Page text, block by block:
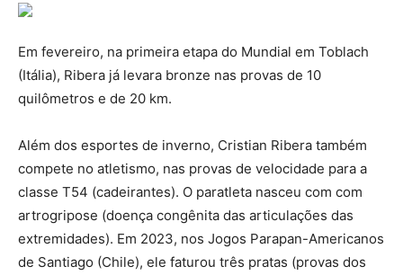
Em fevereiro, na primeira etapa do Mundial em Toblach
(Itália), Ribera já levara bronze nas provas de 10
quilômetros e de 20 km.
Além dos esportes de inverno, Cristian Ribera também
compete no atletismo, nas provas de velocidade para a
classe T54 (cadeirantes). O paratleta nasceu com com
artrogripose (doença congênita das articulações das
extremidades). Em 2023, nos Jogos Parapan-Americanos
de Santiago (Chile), ele faturou três pratas (provas dos